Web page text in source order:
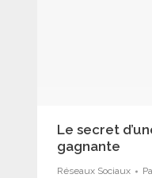
Le secret
gagnante
Réseaux Sociaux